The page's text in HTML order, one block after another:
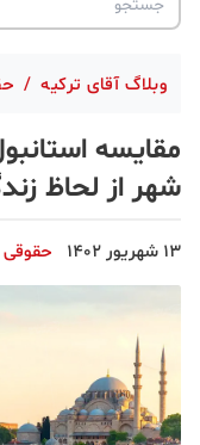
تحصیل در ترکیه
ترکیه گردی
حقوقی
وبلاگ آقای ترکیه /
مقایسه
شهر از لحاظ
13 شهریور 1402 حقوقی